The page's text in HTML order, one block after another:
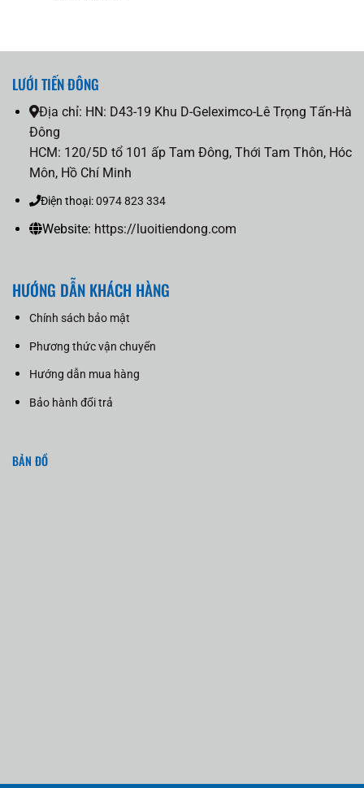
LƯỚI TIẾN ĐÔNG
Địa chỉ: HN: D43-19 Khu D-Geleximco-Lê Trọng Tấn-Hà
Đông
HCM: 120/5D tổ 101 ấp Tam Đông, Thới Tam Thôn, Hóc
Môn, Hồ Chí Minh
Điện thoại:0974 823 334
Website: https://luoitiendong.com
HƯỚNG DẪN KHÁCH HÀNG
Chính sách bảo mật
Phương thức vận chuyển
Hướng dẫn mua hàng
Bảo hành đổi trả
BẢN ĐỒ